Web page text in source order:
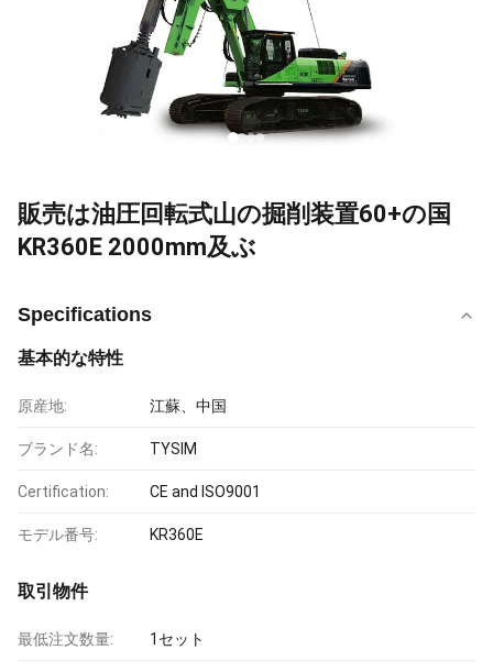
販売は油圧回転式山の掘削装置60+の国
KR360E 2000mm及ぶ
Specifications
基本的な特性
原産地: 江蘇、中国
ブランド名: TYSIM
Certification: CE and ISO9001
モデル番号: KR360E
取引物件
最低注文数量: 1セット